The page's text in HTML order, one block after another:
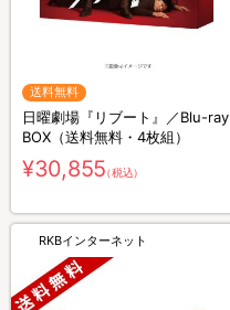
送料無料
日曜劇場『リブート』／Blu-ray
BOX（送料無料・4枚組）
¥30,855（税込）
RKBインターネット